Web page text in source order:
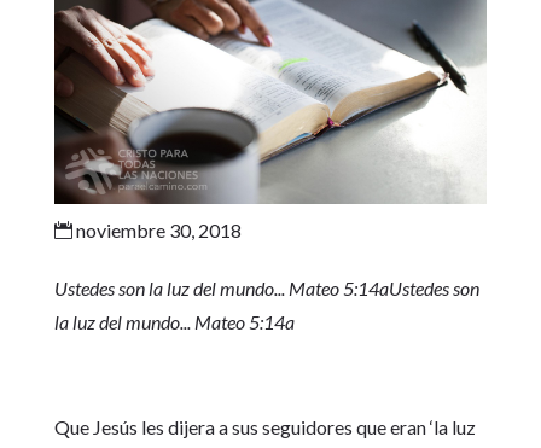
noviembre 30, 2018
Ustedes son la luz del mundo... Mateo 5:14aUstedes son
la luz del mundo... Mateo 5:14a
Que Jesús les dijera a sus seguidores que eran ‘la luz